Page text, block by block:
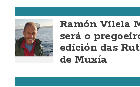
Ramón Vilela
será o
edición das
de Muxía